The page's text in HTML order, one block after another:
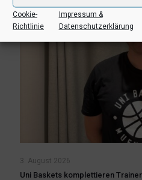
Cookie-
Richtlinie
Impressum &
Datenschutzerklärung
3. August 2026
Uni Baskets komplettieren